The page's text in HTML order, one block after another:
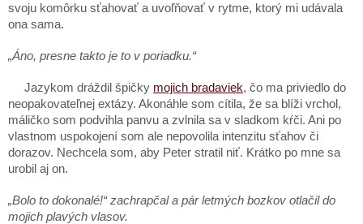
svoju komôrku sťahovať a uvoľňovať v rytme, ktorý mi udávala
ona sama.
„Áno, presne takto je to v poriadku.“
Jazykom dráždil špičky mojich bradaviek, čo ma priviedlo do
neopakovateľnej extázy. Akonáhle som cítila, že sa blíži vrchol,
máličko som podvihla panvu a zvlnila sa v sladkom kŕči. Ani po
vlastnom uspokojení som ale nepovolila intenzitu sťahov či
dorazov. Nechcela som, aby Peter stratil niť. Krátko po mne sa
urobil aj on.
„Bolo to dokonalé!“ zachrapčal a pár letmých bozkov otlačil do
mojich plavých vlasov.